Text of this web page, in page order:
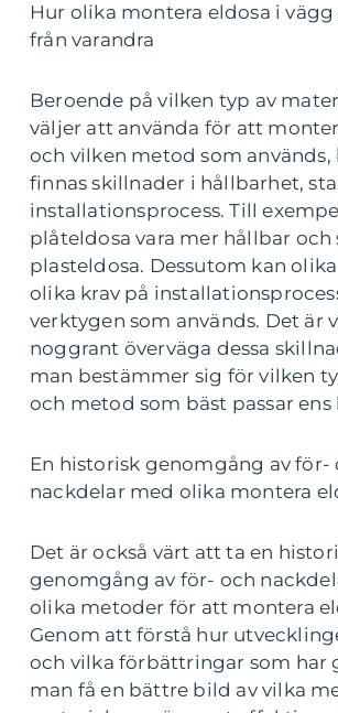
Hur olika montera eldosa i vägg
från varandra
Beroende på vilken typ av
väljer att använda för att
och vilken metod som används,
finnas skillnader i hållbarhet,
installationsprocess. Till
plåteldosa vara mer hållbar och
plasteldosa. Dessutom kan
olika krav på
verktygen som används. Det är
noggrant överväga dessa
man bestämmer sig för vilken
och metod som bäst passar ens
En historisk genomgång av för-
nackdelar med olika montera
Det är också värt att ta en
genomgång av för- och
olika metoder för att montera
Genom att förstå hur
och vilka förbättringar som har
man få en bättre bild av vilka